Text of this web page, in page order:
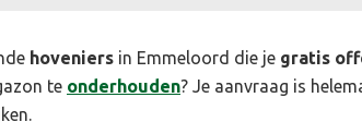
hoveniers in Emmeloord die je gratis
te onderhouden? Je aanvraag is